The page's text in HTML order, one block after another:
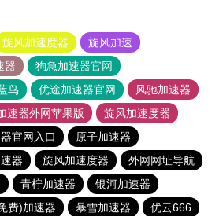
旋风加速度器
旋风加速
器
狗急加速器官网
鸟 优途加速器官网
风驰加速器
速器外网苹果版
旋风加速度器
官网入口
原子加速器
器 旋风加速度器
外网网址导航
青柠加速器
银河加速器
费)加速器 暴雪加速器
优云666